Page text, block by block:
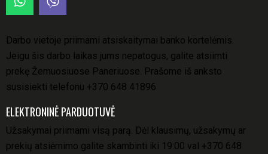
Darbo vietoje priimami atsiskaitymai banko kortelėmis.
Jeigu šis darbo laikas jums nepatogus, galite atsiimti
prekę Žemuosiuose Paneriuose. Prašome iš anksto
susisiekti telefonu +370 648 41896
ELEKTRONINĖ PARDUOTUVĖ
Užsakymai priimami visą parą. Dėl klausimų, užsakymų ar
prekių atsiėmimo galite skambinti iki 19:00 val +370 648